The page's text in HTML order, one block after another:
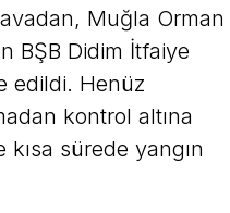
Muğla Orman
BŞB Didim İtfaiye
edildi. Henüz
kontrol altına
sürede yangın